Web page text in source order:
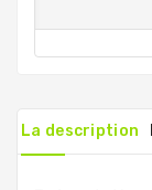
La description